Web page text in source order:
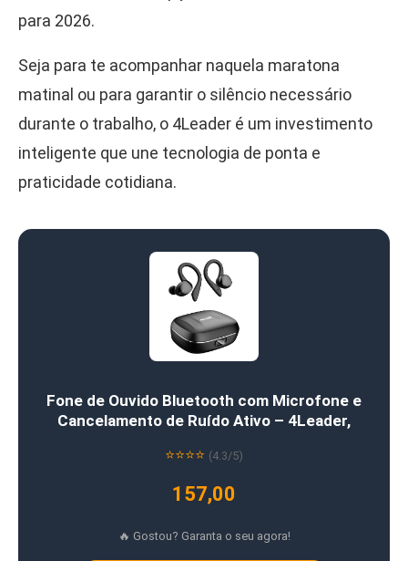
para 2026.
Seja para te acompanhar naquela maratona
matinal ou para garantir o silêncio necessário
durante o trabalho, o 4Leader é um investimento
inteligente que une tecnologia de ponta e
praticidade cotidiana.
Fone de Ouvido Bluetooth com Microfone e
Cancelamento de Ruído Ativo – 4Leader,
⭐⭐⭐⭐ (4.3/5)
157,00
🔥 Gostou? Garanta o seu agora!